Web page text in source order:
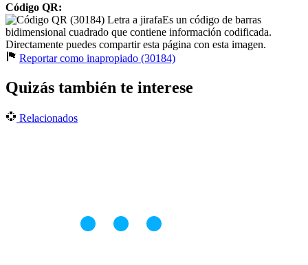
Código QR:
Es un código de barras
bidimensional cuadrado que contiene información codificada.
Directamente puedes compartir esta página con esta imagen.
Reportar como inapropiado (30184)
Quizás también te interese
Relacionados